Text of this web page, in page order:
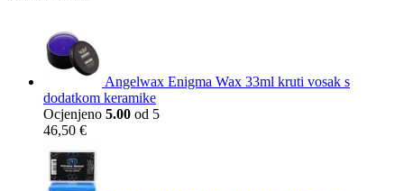
Angelwax Enigma Wax 33ml kruti vosak s
dodatkom keramike
Ocjenjeno 5.00 od 5
46,50 €